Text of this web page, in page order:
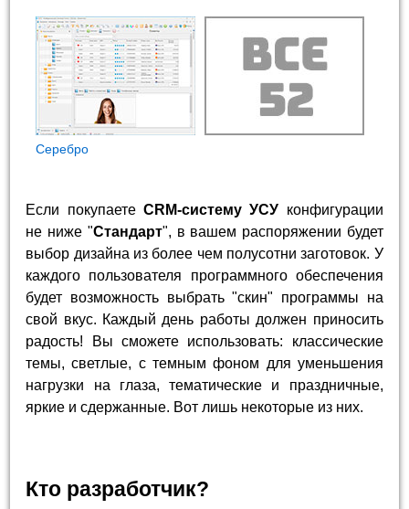
Cеребро
Если покупаете CRM-систему УСУ конфигурации
не ниже "Стандарт", в вашем распоряжении будет
выбор дизайна из более чем полусотни заготовок. У
каждого пользователя программного обеспечения
будет возможность выбрать "скин" программы на
свой вкус. Каждый день работы должен приносить
радость! Вы сможете использовать: классические
темы, светлые, с темным фоном для уменьшения
нагрузки на глаза, тематические и праздничные,
яркие и сдержанные. Вот лишь некоторые из них.
Кто разработчик?